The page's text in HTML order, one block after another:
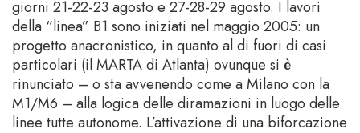
giorni 21-22-23 agosto e 27-28-29 agosto. I lavori
della “linea” B1 sono iniziati nel maggio 2005: un
progetto anacronistico, in quanto al di fuori di casi
particolari (il MARTA di Atlanta) ovunque si è
rinunciato – o sta avvenendo come a Milano con la
M1/M6 – alla logica delle diramazioni in luogo delle
linee tutte autonome. L’attivazione di una biforcazione